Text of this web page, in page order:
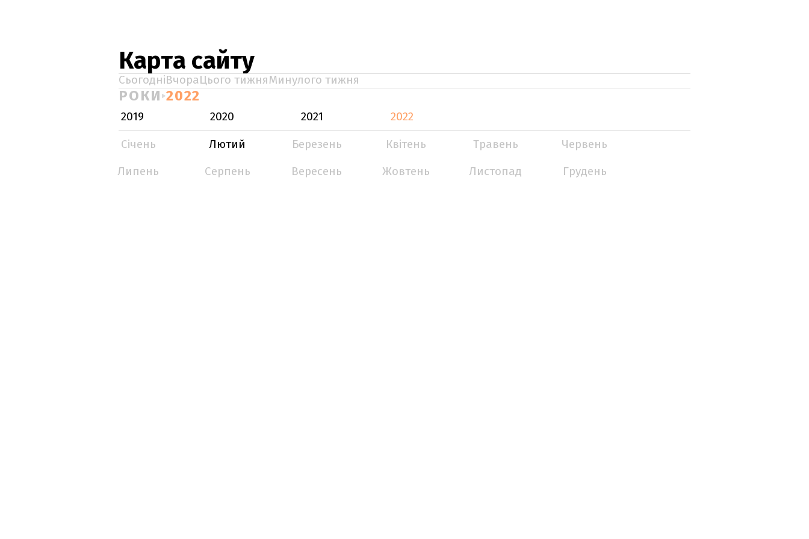
Карта сайту
СьогодніВчораЦього тижняМинулого тижня
РОКИ 2022
2019 2020 2021
2022
Січень
Лютий Березень Квітень Травень
Червень
Липень
Серпень Вересень Жовтень Листопад Грудень